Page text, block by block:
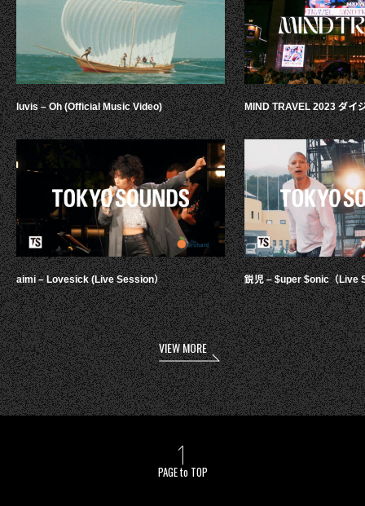
luvis – Oh (Official Music Video)
aimi – Lovesick (Live Session）
MIND TRAVEL 2023 ダイ
鋭児 – $uper $onic（Live
VIEW MORE
PAGE to TOP